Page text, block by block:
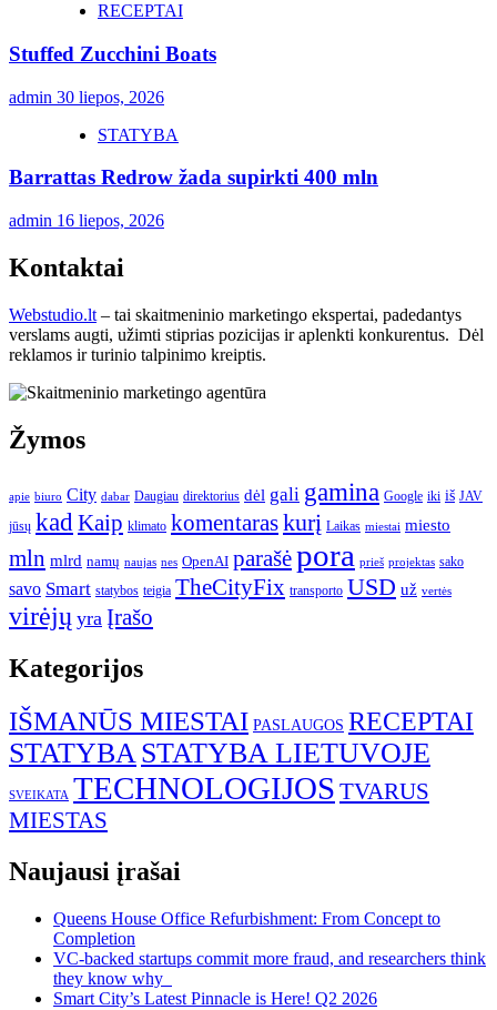
RECEPTAI
Stuffed Zucchini Boats
admin 30 liepos, 2026
STATYBA
Barrattas Redrow žada supirkti 400 mln
admin 16 liepos, 2026
Kontaktai
Webstudio.lt – tai skaitmeninio marketingo ekspertai, padedantys
verslams augti, užimti stiprias pozicijas ir aplenkti konkurentus. Dėl
reklamos ir turinio talpinimo kreiptis.
Žymos
apie biuro City dabar Daugiau direktorius dėl gali gamina Google iki iš JAV
jūsų kad Kaip klimato komentaraskurį Laikas miestai miesto
mln mlrd namų naujas nes OpenAI parašėpora prieš projektas sako
savo Smart statybos teigia TheCityFix transporto USD už vertės
virėjų yra Įrašo
Kategorijos
IŠMANŪS MIESTAI PASLAUGOS RECEPTAI
STATYBASTATYBA LIETUVOJE
SVEIKATA TECHNOLOGIJOS TVARUS
MIESTAS
Naujausi įrašai
Queens House Office Refurbishment: From Concept to
Completion
VC-backed startups commit more fraud, and researchers think
they know why
Smart City’s Latest Pinnacle is Here! Q2 2026